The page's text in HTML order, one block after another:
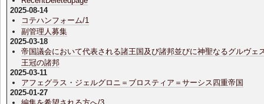
2025-08-14
コテハンフォーム/1
副管理人募集
2025-03-18
帝国議会において代表される諸王国及び諸邦並びに神聖なるグルヴェ
王冠の諸邦
2025-03-11
アフェグラス・ジェルグロニ＝ブロスティア＝サーシス四重帝国
2025-01-27